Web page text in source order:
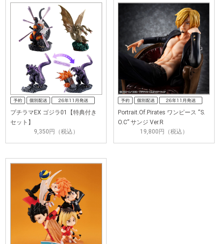
プチラマEX ゴジラ01【特典付き
セット】
9,350円（税込）
Portrait.Of.Pirates ワンピース “S.
O.C” サンジ Ver.R
19,800円（税込）